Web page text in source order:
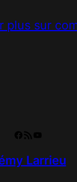
plus sur
Larrieu